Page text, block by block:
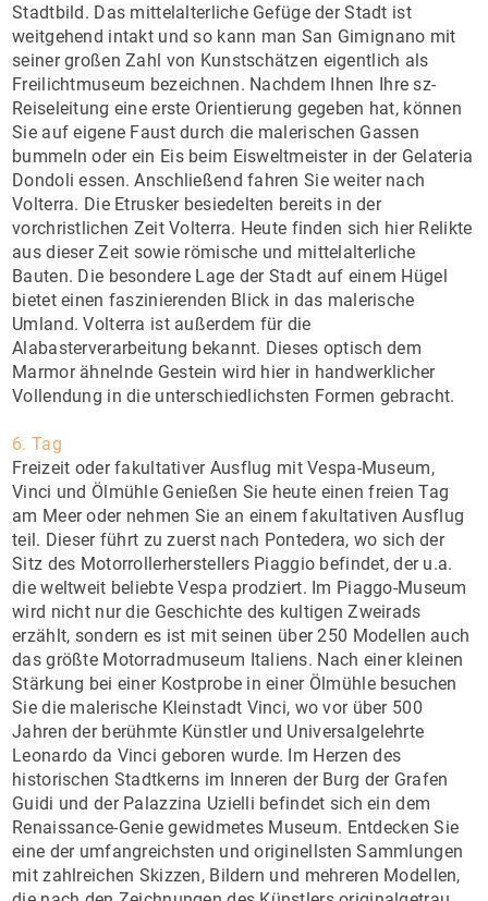
Stadtbild. Das mittelalterliche Gefüge der Stadt ist
weitgehend intakt und so kann man San Gimignano mit
seiner großen Zahl von Kunstschätzen eigentlich als
Freilichtmuseum bezeichnen. Nachdem Ihnen Ihre sz-
Reiseleitung eine erste Orientierung gegeben hat, können
Sie auf eigene Faust durch die malerischen Gassen
bummeln oder ein Eis beim Eisweltmeister in der Gelateria
Dondoli essen. Anschließend fahren Sie weiter nach
Volterra. Die Etrusker besiedelten bereits in der
vorchristlichen Zeit Volterra. Heute finden sich hier Relikte
aus dieser Zeit sowie römische und mittelalterliche
Bauten. Die besondere Lage der Stadt auf einem Hügel
bietet einen faszinierenden Blick in das malerische
Umland. Volterra ist außerdem für die
Alabasterverarbeitung bekannt. Dieses optisch dem
Marmor ähnelnde Gestein wird hier in handwerklicher
Vollendung in die unterschiedlichsten Formen gebracht.
6. Tag
Freizeit oder fakultativer Ausflug mit Vespa-Museum,
Vinci und Ölmühle Genießen Sie heute einen freien Tag
am Meer oder nehmen Sie an einem fakultativen Ausflug
teil. Dieser führt zu zuerst nach Pontedera, wo sich der
Sitz des Motorrollerherstellers Piaggio befindet, der u.a.
die weltweit beliebte Vespa prodziert. Im Piaggo-Museum
wird nicht nur die Geschichte des kultigen Zweirads
erzählt, sondern es ist mit seinen über 250 Modellen auch
das größte Motorradmuseum Italiens. Nach einer kleinen
Stärkung bei einer Kostprobe in einer Ölmühle besuchen
Sie die malerische Kleinstadt Vinci, wo vor über 500
Jahren der berühmte Künstler und Universalgelehrte
Leonardo da Vinci geboren wurde. Im Herzen des
historischen Stadtkerns im Inneren der Burg der Grafen
Guidi und der Palazzina Uzielli befindet sich ein dem
Renaissance-Genie gewidmetes Museum. Entdecken Sie
eine der umfangreichsten und originellsten Sammlungen
mit zahlreichen Skizzen, Bildern und mehreren Modellen,